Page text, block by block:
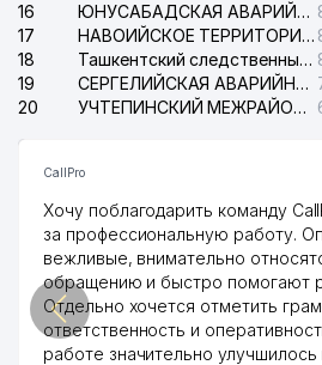
DREAM DIZAYN GROUP
YAKKASAROY
КОЛЛЕГИЯ АДВОКАТОВ
43
ТАШКЕНТСКИЙ
ИНСТИТУТ
И ПОВЫШЕНИЯ
КВАЛИФИКАЦИИ
ПЕДАГОГИЧЕСКИХ КАДРОВ
16
ЮНУСАБАДСКАЯ АВАРИЙНАЯ СЛУЖБА ЭЛЕКТРОСЕТИ
17
НАВОИЙСКОЕ ТЕРРИТОРИАЛЬНОЕ ПРЕДПРИЯТИЕ ЭЛЕКТРОСЕТИ АО
18
Ташкентский следственный изолятор
19
СЕРГЕЛИЙСКАЯ АВАРИЙНАЯ СЛУЖБА ЭЛЕКТРОСЕТИ
20
УЧТЕПИНСКИЙ МЕЖРАЙОННЫЙ СУД ПО ГРАЖДАНСКИМ ДЕЛАМ
CallPro
Хочу поблагодарить команду
за профессиональную работу.
вежливые, внимательно
обращению и быстро помогают
Отдельно хочется отметить
ответственность и
работе значительно улучшилось